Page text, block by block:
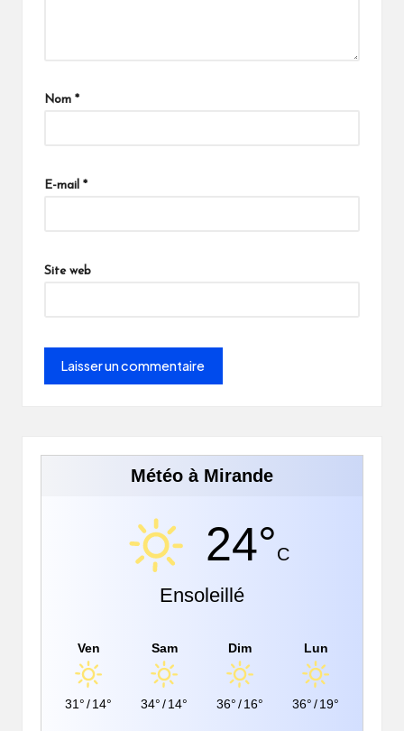
Nom *
E-mail *
Site web
Météo à Mirande
24°C
Ensoleillé
Ven
31°/14°
Sam
34°/14°
Dim
36°/16°
Lun
36°/19°